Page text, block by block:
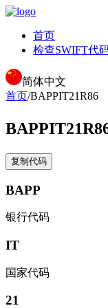
首页
检查SWIFT代
简体中文
首页/BAPPIT21R86
复制代码
BAPP
银行代码
IT
国家代码
21